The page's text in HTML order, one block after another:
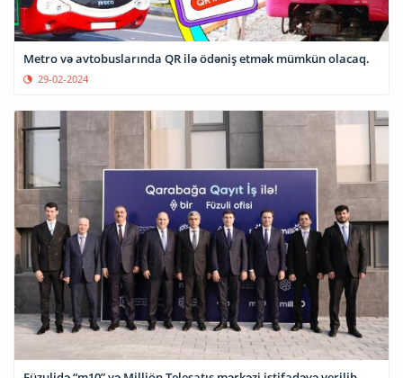
Metro və avtobuslarında QR ilə ödəniş etmək mümkün olacaq.
29-02-2024